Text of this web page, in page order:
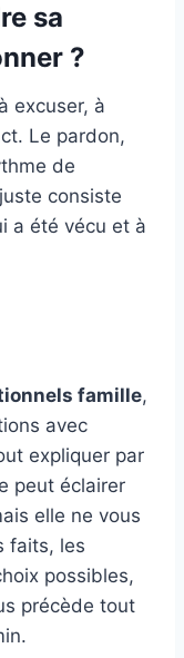
sa
?
excuser, à
Le pardon,
de
consiste
a été vécu et à
famille,
avec
expliquer par
peut éclairer
elle ne vous
faits, les
possibles,
précède tout